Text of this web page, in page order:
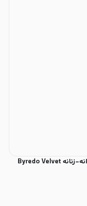
عطر ادکلن بایردو ولوت هیز ادوپرفیوم مردانه-زنانه Byredo Velvet